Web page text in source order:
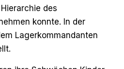
des
konnte. In der
Lagerkommandanten